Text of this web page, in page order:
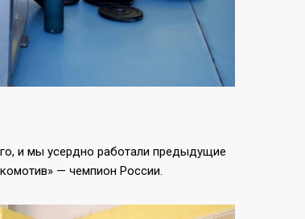
и мы усердно работали предыдущие
— чемпион России.